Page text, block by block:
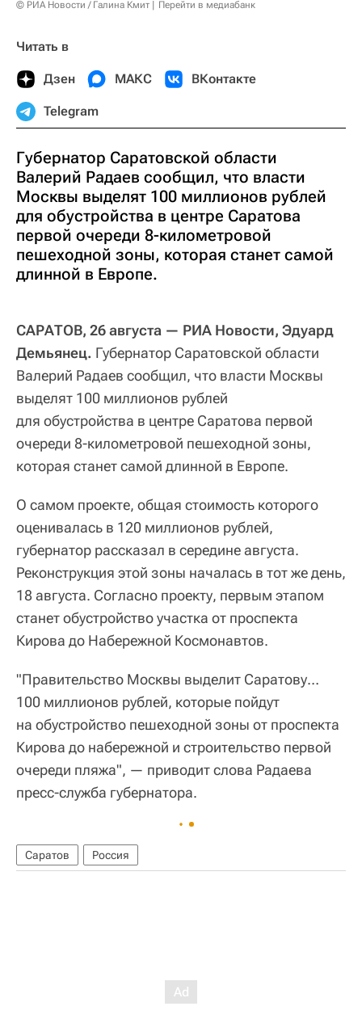
© РИА Новости / Галина Кмит Перейти в медиабанк
Читать в
Дзен МАКС ВКонтакте
Telegram
Губернатор Саратовской области
Валерий Радаев сообщил, что власти
Москвы выделят 100 миллионов рублей
для обустройства в центре Саратова
первой очереди 8-километровой
пешеходной зоны, которая станет самой
длинной в Европе.
САРАТОВ, 26 августа — РИА Новости, Эдуард
Демьянец. Губернатор Саратовской области
Валерий Радаев сообщил, что власти Москвы
выделят 100 миллионов рублей
для обустройства в центре Саратова первой
очереди 8-километровой пешеходной зоны,
которая станет самой длинной в Европе.
О самом проекте, общая стоимость которого
оценивалась в 120 миллионов рублей,
губернатор рассказал в середине августа.
Реконструкция этой зоны началась в тот же день,
18 августа. Согласно проекту, первым этапом
станет обустройство участка от проспекта
Кирова до Набережной Космонавтов.
"Правительство Москвы выделит Саратову…
100 миллионов рублей, которые пойдут
на обустройство пешеходной зоны от проспекта
Кирова до набережной и строительство первой
очереди пляжа", — приводит слова Радаева
пресс-служба губернатора.
Саратов Россия